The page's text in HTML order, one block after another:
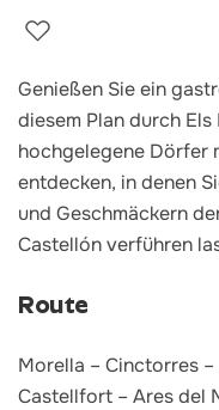
Genießen Sie ein
diesem Plan durch
hochgelegene Dörfer
entdecken, in denen
und Geschmäckern
Castellón verführen
Route
Morella – Cinctorres
Castellfort – Ares del